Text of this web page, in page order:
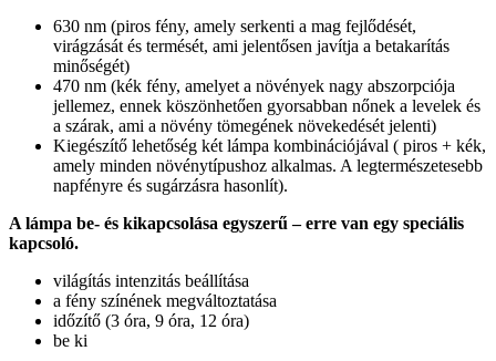
630 nm (piros fény, amely serkenti a mag fejlődését,
virágzását és termését, ami jelentősen javítja a betakarítás
minőségét)
470 nm (kék fény, amelyet a növények nagy abszorpciója
jellemez, ennek köszönhetően gyorsabban nőnek a levelek és
a szárak, ami a növény tömegének növekedését jelenti)
Kiegészítő lehetőség két lámpa kombinációjával ( piros + kék,
amely minden növénytípushoz alkalmas. A legtermészetesebb
napfényre és sugárzásra hasonlít).
A lámpa be- és kikapcsolása egyszerű – erre van egy speciális
kapcsoló.
világítás intenzitás beállítása
a fény színének megváltoztatása
időzítő (3 óra, 9 óra, 12 óra)
be ki